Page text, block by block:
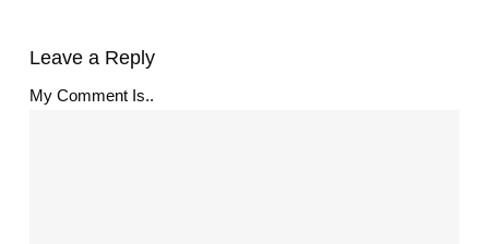
Leave a Reply
My Comment Is..